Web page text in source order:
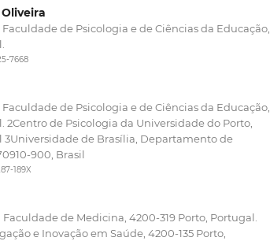
de Psicologia e de Ciências da Educação,
7668
de Psicologia e de Ciências da Educação,
2Centro de Psicologia da Universidade do Porto,
3Universidade de Brasília, Departamento de
900, Brasil
189X
de Medicina, 4200-319 Porto, Portugal.
e Inovação em Saúde, 4200-135 Porto,